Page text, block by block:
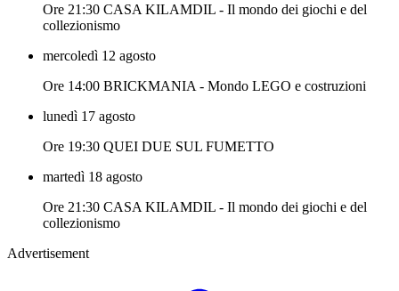
Ore 21:30 CASA KILAMDIL - Il mondo dei giochi e del
collezionismo
mercoledì 12 agosto
Ore 14:00 BRICKMANIA - Mondo LEGO e costruzioni
lunedì 17 agosto
Ore 19:30 QUEI DUE SUL FUMETTO
martedì 18 agosto
Ore 21:30 CASA KILAMDIL - Il mondo dei giochi e del
collezionismo
Advertisement